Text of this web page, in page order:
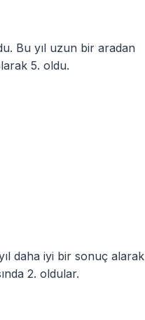
Bu yıl uzun bir aradan
5. oldu.
yıl daha iyi bir sonuç alarak
2. oldular.